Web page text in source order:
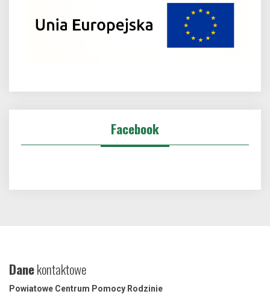
Facebook
Danekontaktowe
Powiatowe Centrum Pomocy Rodzinie